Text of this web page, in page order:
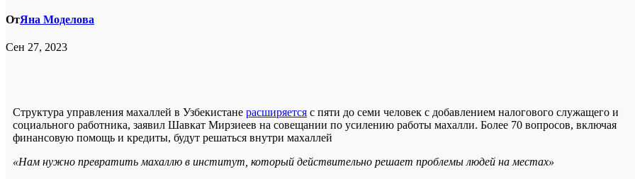
ОтЯна Моделова
Сен 27, 2023
Структура управления махаллей в Узбекистане расширяется с пяти до семи человек с добавлением налогового служащего и
социального работника, заявил Шавкат Мирзиеев на совещании по усилению работы махалли. Более 70 вопросов, включая
финансовую помощь и кредиты, будут решаться внутри махаллей
«Нам нужно превратить махаллю в институт, который действительно решает проблемы людей на местах»